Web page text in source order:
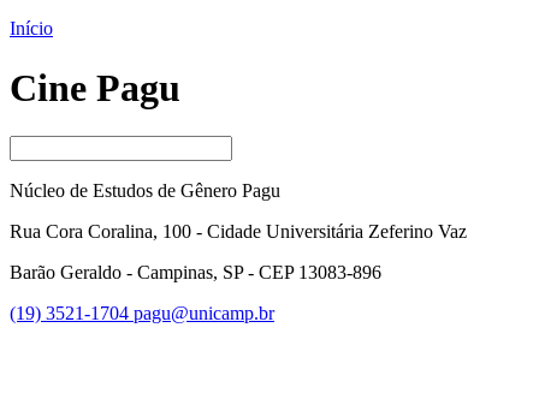
Início
Cine Pagu
Núcleo de Estudos de Gênero Pagu
Rua Cora Coralina, 100 - Cidade Universitária Zeferino Vaz
Barão Geraldo - Campinas, SP - CEP 13083-896
(19) 3521-1704 pagu@unicamp.br